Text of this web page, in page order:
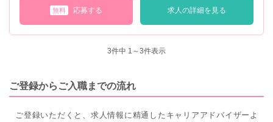
無料 応募する 求人の詳細を見る
3件中 1～3件表示
ご登録からご入職までの流れ
ご登録いただくと、求人情報に精通したキャリアアドバイザーよ